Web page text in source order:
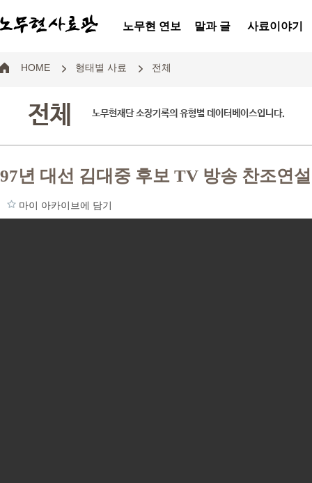
노무현 연보 말과 글 사료이야기
HOME 형태별 사료 전체
전체 노무현재단 소장기록의 유형별 데이터베이스입니다.
97년 대선 김대중 후보 TV 방송 찬조연설
마이 아카이브에 담기